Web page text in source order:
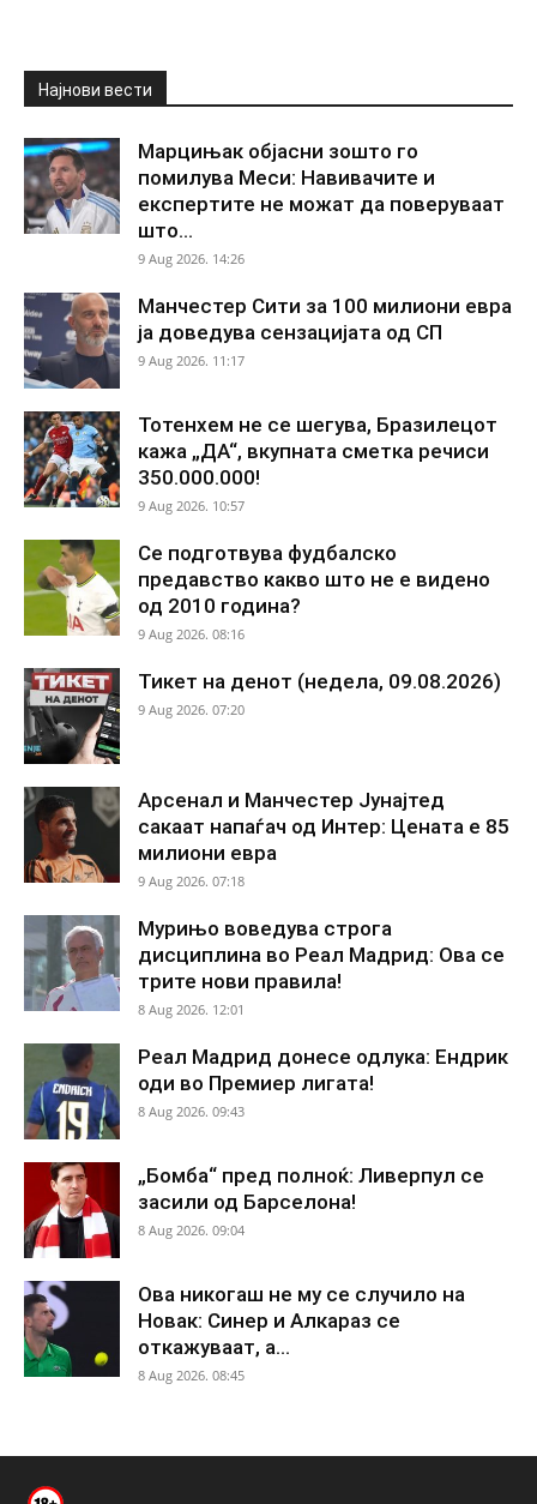
Најнови вести
Марцињак објасни зошто го
помилува Меси: Навивачите и
експертите не можат да поверуваат
што...
9 Aug 2026. 14:26
Манчестер Сити за 100 милиони евра
ја доведува сензацијата од СП
9 Aug 2026. 11:17
Тотенхем не се шегува, Бразилецот
кажа „ДА“, вкупната сметка речиси
350.000.000!
9 Aug 2026. 10:57
Се подготвува фудбалско
предавство какво што не е видено
од 2010 година?
9 Aug 2026. 08:16
Тикет на денот (недела, 09.08.2026)
9 Aug 2026. 07:20
Арсенал и Манчестер Јунајтед
сакаат напаѓач од Интер: Цената е 85
милиони евра
9 Aug 2026. 07:18
Мурињо воведува строга
дисциплина во Реал Мадрид: Ова се
трите нови правила!
8 Aug 2026. 12:01
Реал Мадрид донесе одлука: Ендрик
оди во Премиер лигата!
8 Aug 2026. 09:43
„Бомба“ пред полноќ: Ливерпул се
засили од Барселона!
8 Aug 2026. 09:04
Ова никогаш не му се случило на
Новак: Синер и Алкараз се
откажуваат, а...
8 Aug 2026. 08:45